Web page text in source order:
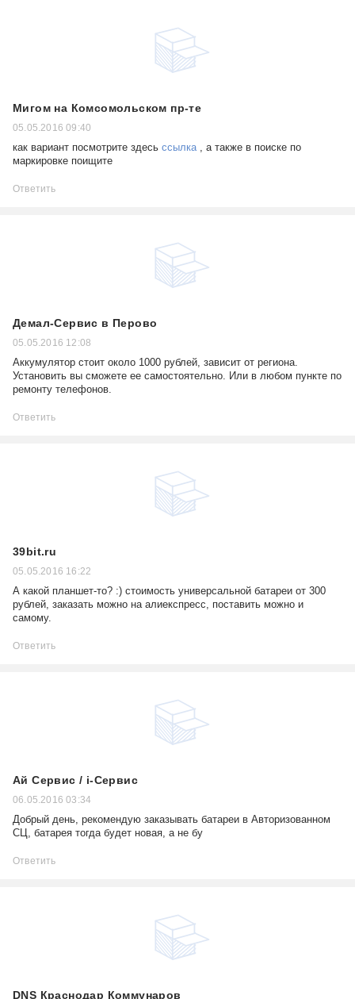
Мигом на Комсомольском пр-те
05.05.2016 09:40
как вариант посмотрите здесь ссылка, а также в поиске по
маркировке поищите
Ответить
Демал-Сервис в Перово
05.05.2016 12:08
Аккумулятор стоит около 1000 рублей, зависит от региона.
Установить вы сможете ее самостоятельно. Или в любом пункте по
ремонту телефонов.
Ответить
39bit.ru
05.05.2016 16:22
А какой планшет-то? :) стоимость универсальной батареи от 300
рублей, заказать можно на алиекспресс, поставить можно и
самому.
Ответить
Ай Сервис / i-Сервис
06.05.2016 03:34
Добрый день, рекомендую заказывать батареи в Авторизованном
СЦ, батарея тогда будет новая, а не бу
Ответить
DNS Краснодар Коммунаров